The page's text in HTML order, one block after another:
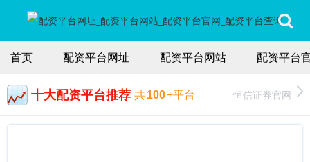
首页 配资平台网址 配资平台网站 配资平台
十大配资平台推荐 共100+平台 恒信证券官网